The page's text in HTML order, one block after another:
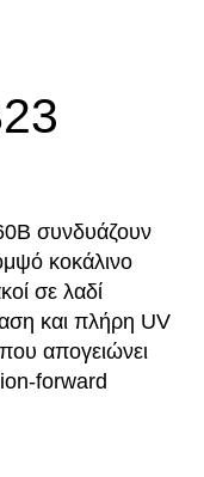
συνδυάζουν
κοκάλινο
σε λαδί
και πλήρη UV
απογειώνει
forward